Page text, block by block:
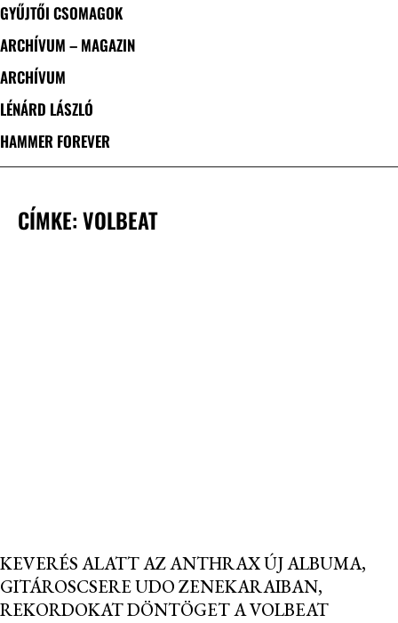
GYŰJTŐI CSOMAGOK
ARCHÍVUM – MAGAZIN
ARCHÍVUM
LÉNÁRD LÁSZLÓ
HAMMER FOREVER
CÍMKE: VOLBEAT
KEVERÉS ALATT AZ ANTHRAX ÚJ ALBUMA,
GITÁROSCSERE UDO ZENEKARAIBAN,
REKORDOKAT DÖNTÖGET A VOLBEAT